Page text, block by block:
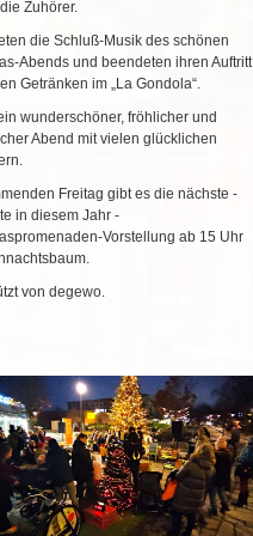
Zuhörer.
die Schluß-Musik des schönen
Abends und beendeten ihren Auftritt
Getränken im „La Gondola“.
wunderschöner, fröhlicher und
Abend mit vielen glücklichen
Freitag gibt es die nächste -
in diesem Jahr -
Vorstellung ab 15 Uhr
von degewo.